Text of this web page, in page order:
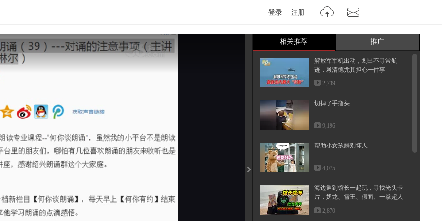
登录 注册
相关推荐 推广
解放军军机出动，划出不寻常航
迹，赖清德尤其担心一件事
2,739
切掉了手指头
9,196
帮助小女孩辨别坏人
4,075
海边遇到馆长一起玩，寻找光头卡
片，奶龙、雪王、假面、一拳超人
2,870